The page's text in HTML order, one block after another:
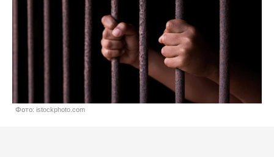
Фото: istockphoto.com